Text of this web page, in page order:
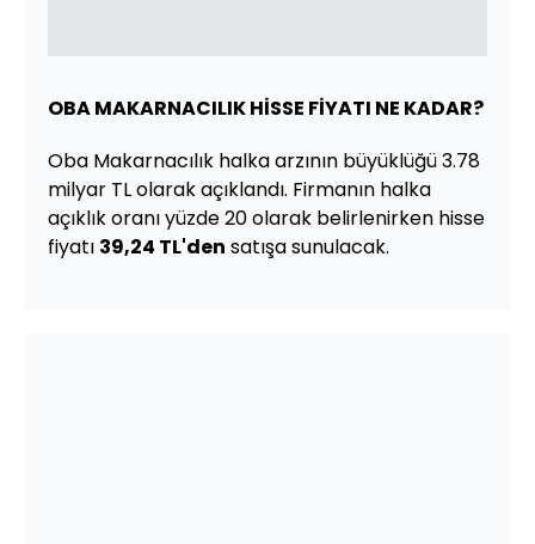
OBA MAKARNACILIK HİSSE FİYATI NE KADAR?
Oba Makarnacılık halka arzının büyüklüğü 3.78
milyar TL olarak açıklandı. Firmanın halka
açıklık oranı yüzde 20 olarak belirlenirken hisse
fiyatı 39,24 TL'den satışa sunulacak.